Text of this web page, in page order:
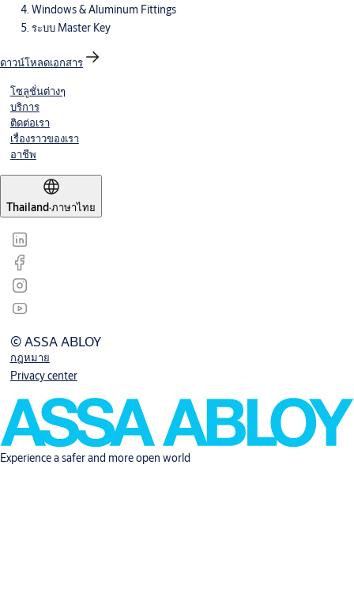
Windows & Aluminum Fittings
ระบบ Master Key
ดาวน์โหลดเอกสาร
โซลูชั่นต่างๆ
บริการ
ติดต่อเรา
เรื่องราวของเรา
อาชีพ
Thailand·ภาษาไทย
© ASSA ABLOY
กฎหมาย
Privacy center
Experience a safer and more open world